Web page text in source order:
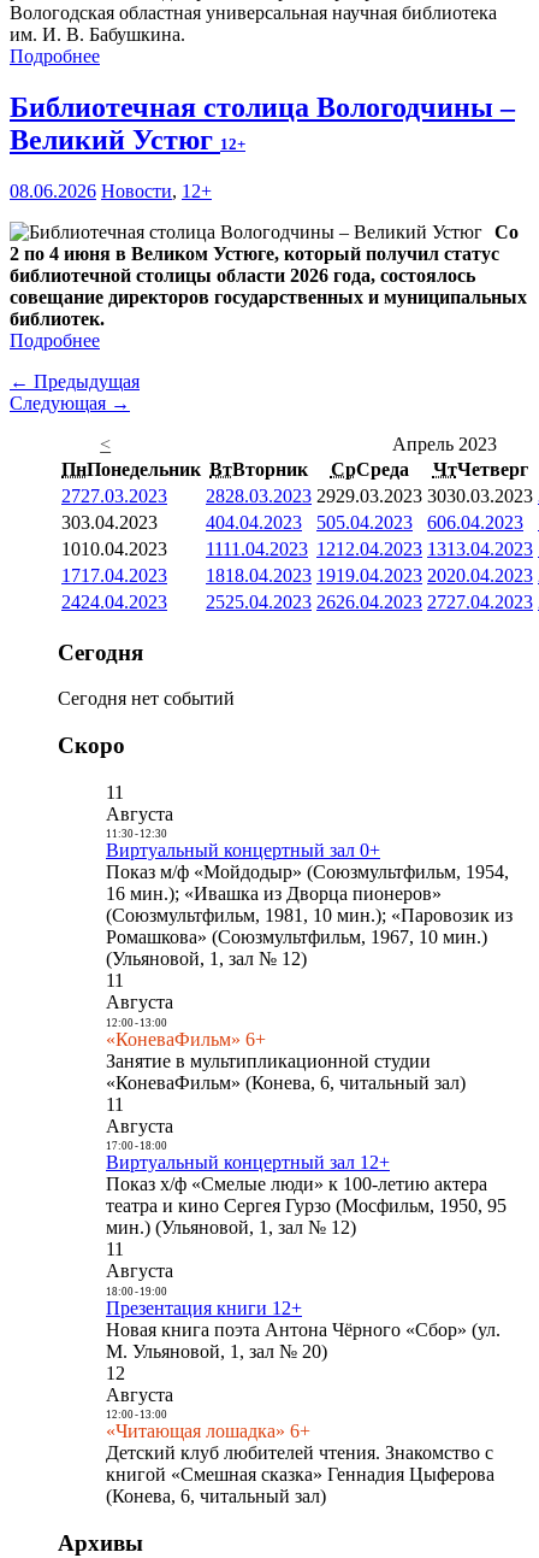
Вологодская областная универсальная научная библиотека
им. И. В. Бабушкина.
Подробнее
Библиотечная столица Вологодчины –
Великий Устюг 12+
08.06.2026 Новости, 12+
Со
2 по 4 июня в Великом Устюге, который получил статус
библиотечной столицы области 2026 года, состоялось
совещание директоров государственных и муниципальных
библиотек.
Подробнее
← Предыдущая
Следующая →
<
Апрель 2023
ПнПонедельник ВтВторник СрСреда ЧтЧетверг
2727.03.2023 2828.03.2023 2929.03.2023 3030.03.2023
303.04.2023 404.04.2023 505.04.2023 606.04.2023
1010.04.2023 1111.04.2023 1212.04.2023 1313.04.2023
1717.04.2023 1818.04.2023 1919.04.2023 2020.04.2023
2424.04.2023 2525.04.2023 2626.04.2023 2727.04.2023
Сегодня
Сегодня нет событий
Скоро
11
Августа
11:30- 12:30
Виртуальный концертный зал 0+
Показ м/ф «Мойдодыр» (Союзмультфильм, 1954,
16 мин.); «Ивашка из Дворца пионеров»
(Союзмультфильм, 1981, 10 мин.); «Паровозик из
Ромашкова» (Союзмультфильм, 1967, 10 мин.)
(Ульяновой, 1, зал № 12)
11
Августа
12:00- 13:00
«КоневаФильм» 6+
Занятие в мультипликационной студии
«КоневаФильм» (Конева, 6, читальный зал)
11
Августа
17:00- 18:00
Виртуальный концертный зал 12+
Показ х/ф «Смелые люди» к 100-летию актера
театра и кино Сергея Гурзо (Мосфильм, 1950, 95
мин.) (Ульяновой, 1, зал № 12)
11
Августа
18:00- 19:00
Презентация книги 12+
Новая книга поэта Антона Чёрного «Сбор» (ул.
М. Ульяновой, 1, зал № 20)
12
Августа
12:00- 13:00
«Читающая лошадка» 6+
Детский клуб любителей чтения. Знакомство с
книгой «Смешная сказка» Геннадия Цыферова
(Конева, 6, читальный зал)
Архивы